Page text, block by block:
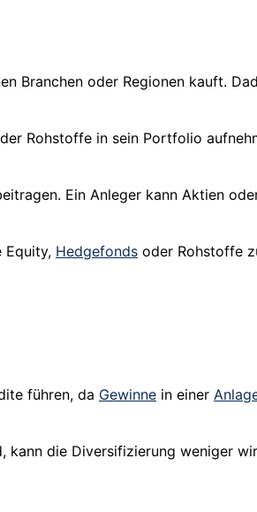
Branchen oder Regionen kauft.
Rohstoffe in sein Portfolio
Ein Anleger kann Aktien
Equity, Hedgefonds oder Rohstoffe
führen, da Gewinne in einer
die Diversifizierung weniger